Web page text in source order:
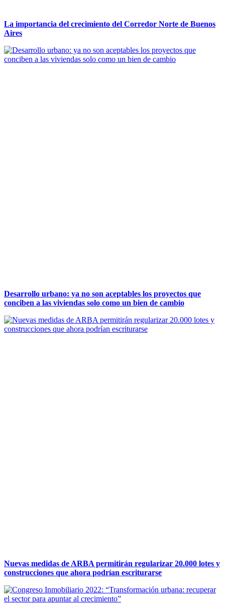
La importancia del crecimiento del Corredor Norte de Buenos
Aires
Desarrollo urbano: ya no son aceptables los proyectos que
conciben a las viviendas solo como un bien de cambio
Nuevas medidas de ARBA permitirán regularizar 20.000 lotes y
construcciones que ahora podrían escriturarse